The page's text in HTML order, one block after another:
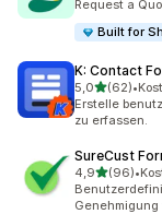
Request a
Built for
K: Contact
5,0von 5
(62)
62 •
Erstelle
zu erfassen.
SureCust
4,9von 5
(96)
96 •